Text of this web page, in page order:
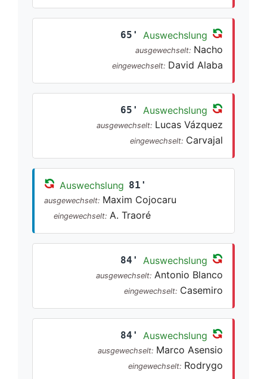
65' Auswechslung
ausgewechselt: Nacho
eingewechselt: David Alaba
65' Auswechslung
ausgewechselt: Lucas Vázquez
eingewechselt: Carvajal
Auswechslung 81'
ausgewechselt: Maxim Cojocaru
eingewechselt: A. Traoré
84' Auswechslung
ausgewechselt: Antonio Blanco
eingewechselt: Casemiro
84' Auswechslung
ausgewechselt: Marco Asensio
eingewechselt: Rodrygo